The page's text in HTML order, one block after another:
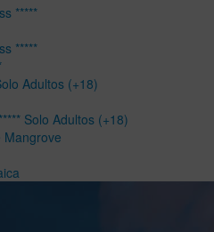
*****
*****
Adultos (+18)
Solo Adultos (+18)
Mangrove